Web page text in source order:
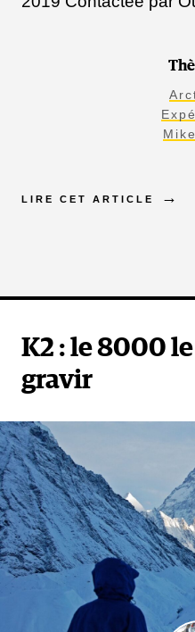
LIRE CET ARTICLE
K2 : le 8000
gravir